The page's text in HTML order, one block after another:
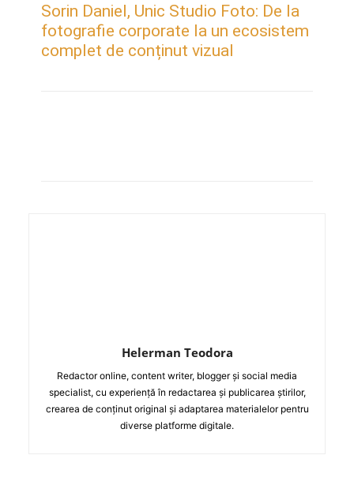
Sorin Daniel, Unic Studio Foto: De la
fotografie corporate la un ecosistem
complet de conținut vizual
Helerman Teodora
Redactor online, content writer, blogger și social media
specialist, cu experiență în redactarea și publicarea știrilor,
crearea de conținut original și adaptarea materialelor pentru
diverse platforme digitale.